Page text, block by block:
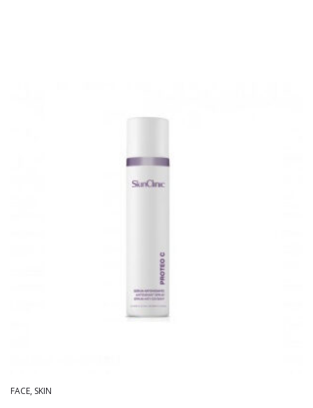
FACE, SKIN